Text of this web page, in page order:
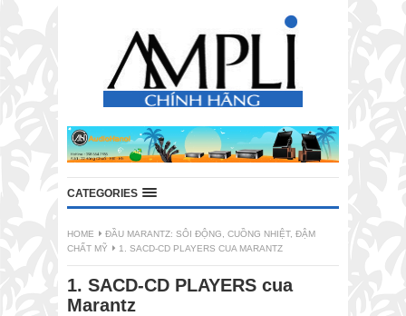
CATEGORIES
HOME
ĐẦU MARANTZ: SÔI ĐỘNG, CUỒNG NHIỆT, ĐẬM
CHẤT MỸ
1. SACD-CD PLAYERS CUA MARANTZ
1. SACD-CD PLAYERS cua
Marantz